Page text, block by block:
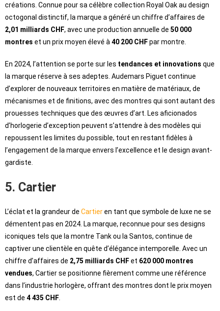
créations. Connue pour sa célèbre collection Royal Oak au design
octogonal distinctif, la marque a généré un chiffre d’affaires de
2,01 milliards CHF, avec une production annuelle de 50 000
montres et un prix moyen élevé à 40 200 CHFpar montre.
En 2024, l’attention se porte sur les tendances et innovations que
la marque réserve à ses adeptes. Audemars Piguet continue
d’explorer de nouveaux territoires en matière de matériaux, de
mécanismes et de finitions, avec des montres qui sont autant des
prouesses techniques que des œuvres d’art. Les aficionados
d’horlogerie d’exception peuvent s’attendre à des modèles qui
repoussent les limites du possible, tout en restant fidèles à
l’engagement de la marque envers l’excellence et le design avant-
gardiste.
5. Cartier
L’éclat et la grandeur de Cartieren tant que symbole de luxe ne se
démentent pas en 2024. La marque, reconnue pour ses designs
iconiques tels que la montre Tank ou la Santos, continue de
captiver une clientèle en quête d’élégance intemporelle. Avec un
chiffre d’affaires de 2,75 milliards CHFet 620 000 montres
vendues, Cartier se positionne fièrement comme une référence
dans l’industrie horlogère, offrant des montres dont le prix moyen
est de 4 435 CHF